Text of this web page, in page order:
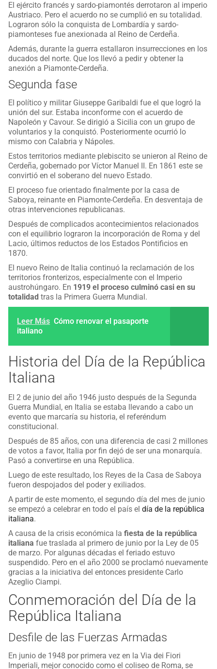
El ejército francés y sardo-piamontés derrotaron al imperio
Austriaco. Pero el acuerdo no se cumplió en su totalidad.
Lograron sólo la conquista de Lombardía y sardo-
piamonteses fue anexionada al Reino de Cerdeña.
Además, durante la guerra estallaron insurrecciones en los
ducados del norte. Que los llevó a pedir y obtener la
anexión a Piamonte-Cerdeña.
Segunda fase
El político y militar Giuseppe Garibaldi fue el que logró la
unión del sur. Estaba inconforme con el acuerdo de
Napoleón y Cavour. Se dirigió a Sicilia con un grupo de
voluntarios y la conquistó. Posteriormente ocurrió lo
mismo con Calabria y Nápoles.
Estos territorios mediante plebiscito se unieron al Reino de
Cerdeña, gobernado por Víctor Manuel II. En 1861 este se
convirtió en el soberano del nuevo Estado.
El proceso fue orientado finalmente por la casa de
Saboya, reinante en Piamonte-Cerdeña. En desventaja de
otras intervenciones republicanas.
Después de complicados acontecimientos relacionados
con el equilibrio lograron la incorporación de Roma y del
Lacio, últimos reductos de los Estados Pontificios en
1870.
El nuevo Reino de Italia continuó la reclamación de los
territorios fronterizos, especialmente con el Imperio
austrohúngaro. En 1919 el proceso culminó casi en su
totalidad tras la Primera Guerra Mundial.
Leer Más Cómo renovar el pasaporte
italiano
Historia del Día de la República
Italiana
El 2 de junio del año 1946 justo después de la Segunda
Guerra Mundial, en Italia se estaba llevando a cabo un
evento que marcaría su historia, el referéndum
constitucional.
Después de 85 años, con una diferencia de casi 2 millones
de votos a favor, Italia por fin dejó de ser una monarquía.
Pasó a convertirse en una República.
Luego de este resultado, los Reyes de la Casa de Saboya
fueron despojados del poder y exiliados.
A partir de este momento, el segundo día del mes de junio
se empezó a celebrar en todo el país eldía de la república
italiana.
A causa de la crisis económica lafiesta de la república
italiana fue traslada al primero de junio por la Ley de 05
de marzo. Por algunas décadas el feriado estuvo
suspendido. Pero en el año 2000 se proclamó nuevamente
gracias a la iniciativa del entonces presidente Carlo
Azeglio Ciampi.
Conmemoración del Día de la
República Italiana
Desfile de las Fuerzas Armadas
En junio de 1948 por primera vez en la Via dei Fiori
Imperiali, mejor conocido como el coliseo de Roma, se